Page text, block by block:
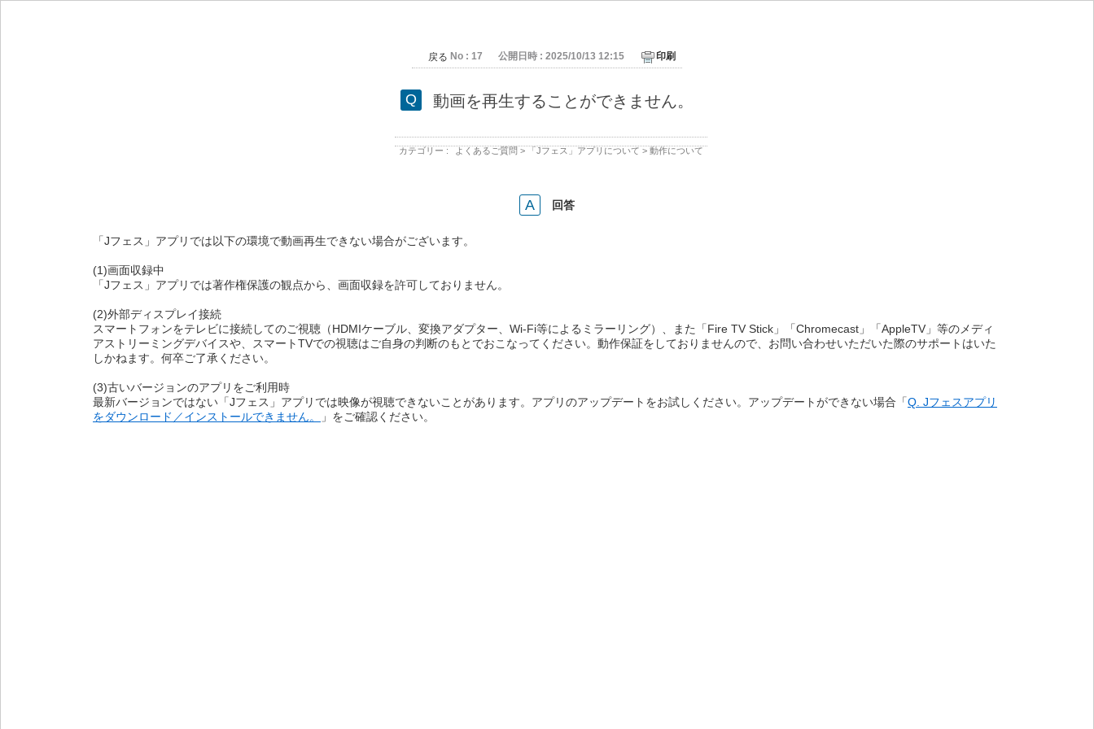
戻る No : 17 公開日時 : 2025/10/13 12:15 印刷
動画を再生することができません。
カテゴリー : よくあるご質問 > 「Jフェス」アプリについて > 動作について
回答
「Jフェス」アプリでは以下の環境で動画再生できない場合がございます。
(1)画面収録中
「Jフェス」アプリでは著作権保護の観点から、画面収録を許可しておりません。
(2)外部ディスプレイ接続
スマートフォンをテレビに接続してのご視聴（HDMIケーブル、変換アダプター、Wi-Fi等によるミラーリング）、また「Fire TV Stick」「Chromecast」「AppleTV」等のメディ
アストリーミングデバイスや、スマートTVでの視聴はご自身の判断のもとでおこなってください。動作保証をしておりませんので、お問い合わせいただいた際のサポートはいた
しかねます。何卒ご了承ください。
(3)古いバージョンのアプリをご利用時
最新バージョンではない「Jフェス」アプリでは映像が視聴できないことがあります。アプリのアップデートをお試しください。アップデートができない場合「Q. Jフェスアプリ
をダウンロード／インストールできません。
」をご確認ください。